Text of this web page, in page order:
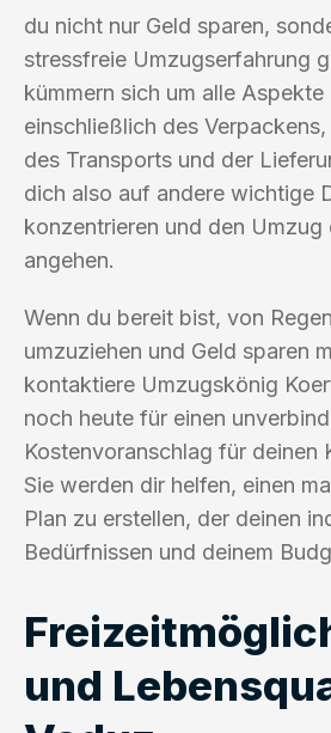
du nicht nur Geld sparen,
stressfreie Umzugserfahrung
kümmern sich um alle
einschließlich des
des Transports und der
dich also auf andere wichtige
konzentrieren und den Umzug
angehen.
Wenn du bereit bist, von
umzuziehen und Geld sparen
kontaktiere Umzugskönig
noch heute für einen
Kostenvoranschlag für deinen
Sie werden dir helfen, einen
Plan zu erstellen, der deinen
Bedürfnissen und deinem
und